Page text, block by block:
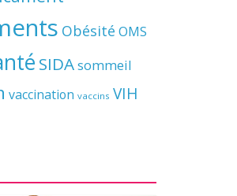
Obésité OMS
SIDAsommeil
vaccination vaccins VIH